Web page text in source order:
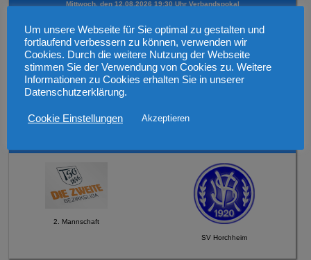
Mittwoch, den 12.08.2026 19:30 Uhr Verbandspokal
2. Mannschaft
SV Horchheim
Um unsere Webseite für Sie optimal zu gestalten und
fortlaufend verbessern zu können, verwenden wir
Cookies. Durch die weitere Nutzung der Webseite
stimmen Sie der Verwendung von Cookies zu. Weitere
Informationen zu Cookies erhalten Sie in unserer
Datenschutzerklärung.
Cookie Einstellungen Akzeptieren